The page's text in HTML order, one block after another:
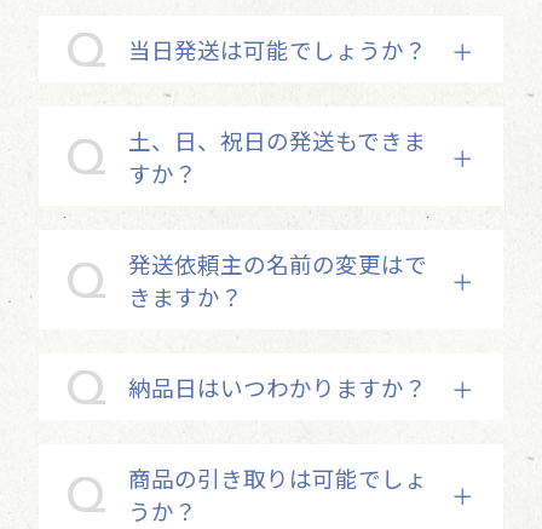
当日発送は可能でしょうか？
土、日、祝日の発送もできま
すか？
発送依頼主の名前の変更はで
きますか？
納品日はいつわかりますか？
商品の引き取りは可能でしょ
うか？